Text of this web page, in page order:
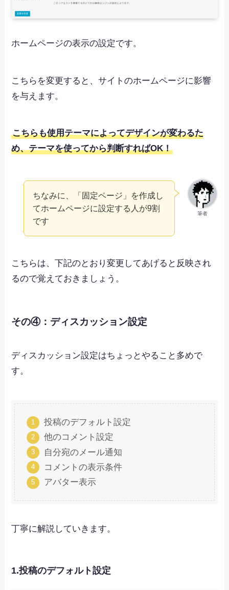
ホームページの表示の設定です。
こちらを変更すると、サイトのホームページに影響
を与えます。
こちらも使用テーマによってデザインが変わるた
め、テーマを使ってから判断すればOK！
筆者
ちなみに、「固定ページ」を作成し
てホームページに設定する人が9割
です
こちらは、下記のとおり変更してあげると反映され
るので覚えておきましょう。
その④：ディスカッション設定
ディスカッション設定はちょっとやること多めで
す。
投稿のデフォルト設定
他のコメント設定
自分宛のメール通知
コメントの表示条件
アバター表示
丁寧に解説していきます。
1.投稿のデフォルト設定